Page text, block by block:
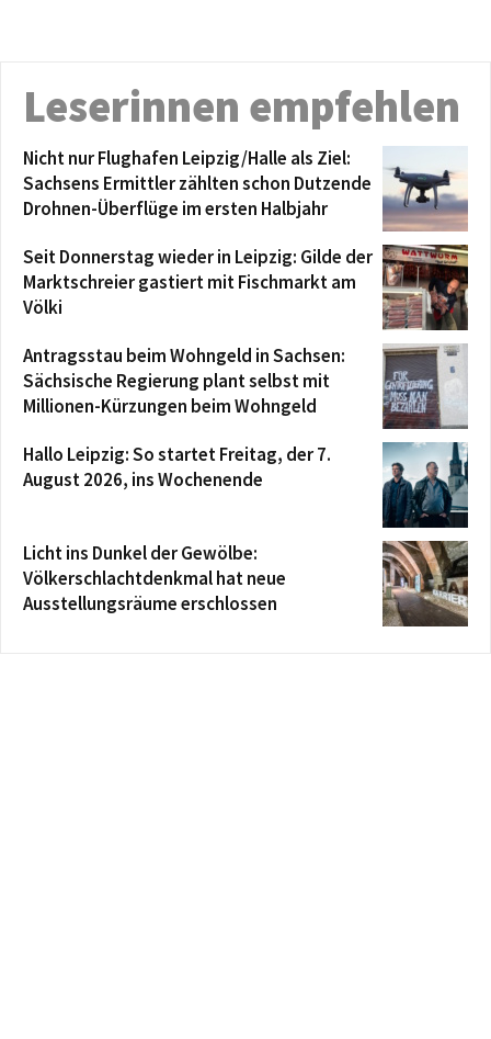
Leserinnen empfehlen
Nicht nur Flughafen Leipzig/Halle als Ziel:
Sachsens Ermittler zählten schon Dutzende
Drohnen-Überflüge im ersten Halbjahr
Seit Donnerstag wieder in Leipzig: Gilde der
Marktschreier gastiert mit Fischmarkt am
Völki
Antragsstau beim Wohngeld in Sachsen:
Sächsische Regierung plant selbst mit
Millionen-Kürzungen beim Wohngeld
Hallo Leipzig: So startet Freitag, der 7.
August 2026, ins Wochenende
Licht ins Dunkel der Gewölbe:
Völkerschlachtdenkmal hat neue
Ausstellungsräume erschlossen